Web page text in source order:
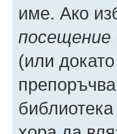
име. Ако
посещение
(или